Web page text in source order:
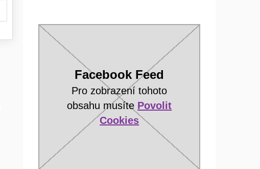
Facebook Feed
Pro zobrazení tohoto
obsahu musíte Povolit
Cookies